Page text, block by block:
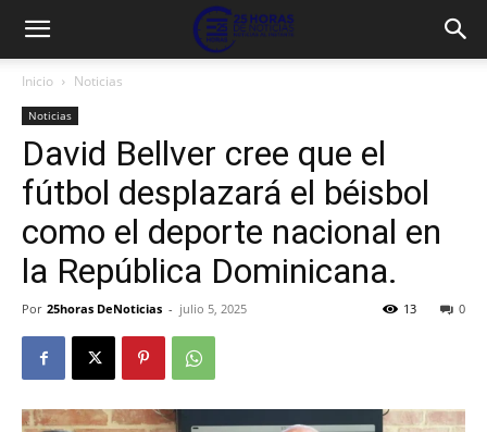
Inicio Noticias
Noticias
David Bellver cree que el
fútbol desplazará el béisbol
como el deporte nacional en
la República Dominicana.
Por 25horas DeNoticias - julio 5, 2025 0
13